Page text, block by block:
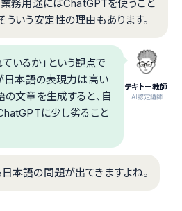
務用途にはChatGPTを使うこと
ういう安定性の理由もあります。
テキトー教師
.AI認定講師
いるか」という観点で
日本語の表現力は高い
文章を生成すると、自
に少し劣ること
本語の問題が出てきますよね。